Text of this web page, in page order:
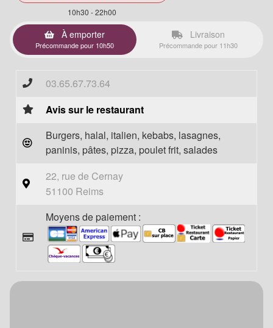
10h30 - 22h00
À emporter
Précommande pour 10h50
Livraison
Précommande pour 11h30
03.65.67.73.64
Avis sur le restaurant
Burgers, halal, italien, kebabs, lasagnes,
paninis, pâtes, pizza, poulet frit, salades
22, rue de Cernay
51100 Reims
Moyens de paiement :